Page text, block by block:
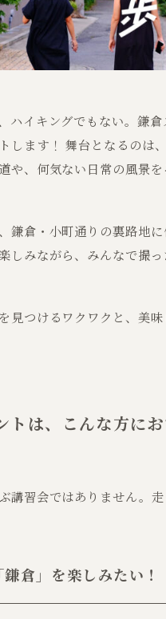
ハイキングでもない。鎌
します！ 舞台となるのは
や、何気ない日常の風景を
鎌倉・小町通りの裏路地
しみながら、みんなで撮
見つけるワクワクと、美
トは、こんな方にお
講習会ではありません。
倉」を楽しみたい！